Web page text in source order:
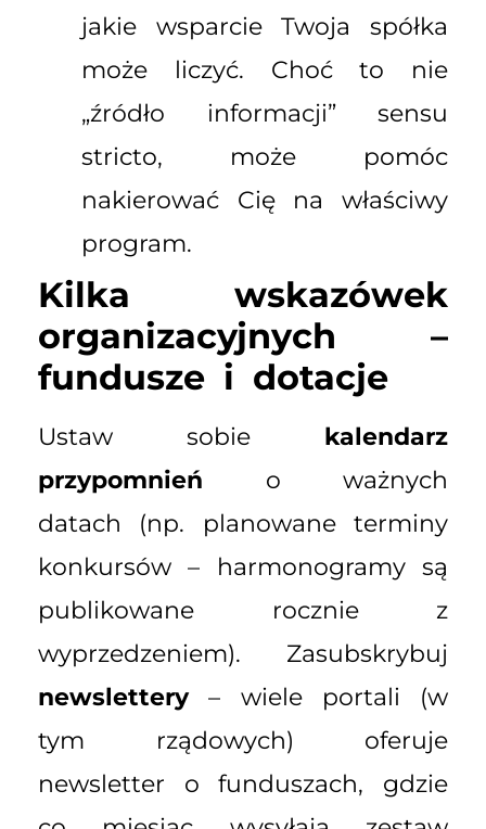
jakie wsparcie Twoja spółka
może liczyć. Choć to nie
„źródło informacji” sensu
stricto, może pomóc
nakierować Cię na właściwy
program.
Kilka wskazówek
organizacyjnych –
fundusze i dotacje
Ustaw sobie kalendarz
przypomnień o ważnych
datach (np. planowane terminy
konkursów – harmonogramy są
publikowane rocznie z
wyprzedzeniem). Zasubskrybuj
newslettery– wiele portali (w
tym rządowych) oferuje
newsletter o funduszach, gdzie